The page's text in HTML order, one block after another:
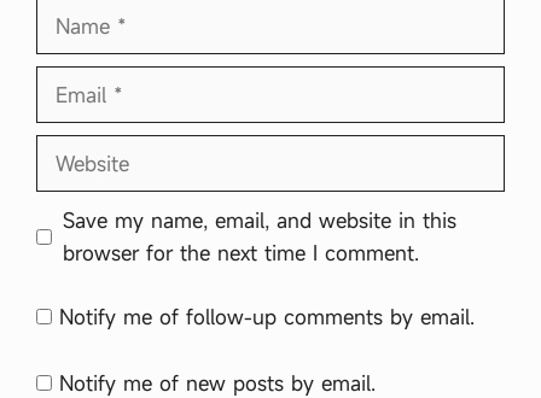
Name
Email
Website
Save my name, email, and website in this
browser for the next time I comment.
Notify me of follow-up comments by email.
Notify me of new posts by email.